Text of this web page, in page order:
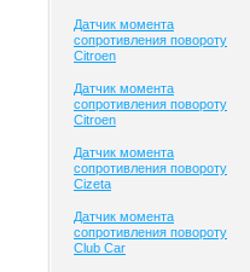
Датчик момента
сопротивления повороту
Citroen
Датчик момента
сопротивления повороту
Citroen
Датчик момента
сопротивления повороту
Cizeta
Датчик момента
сопротивления повороту
Club Сar